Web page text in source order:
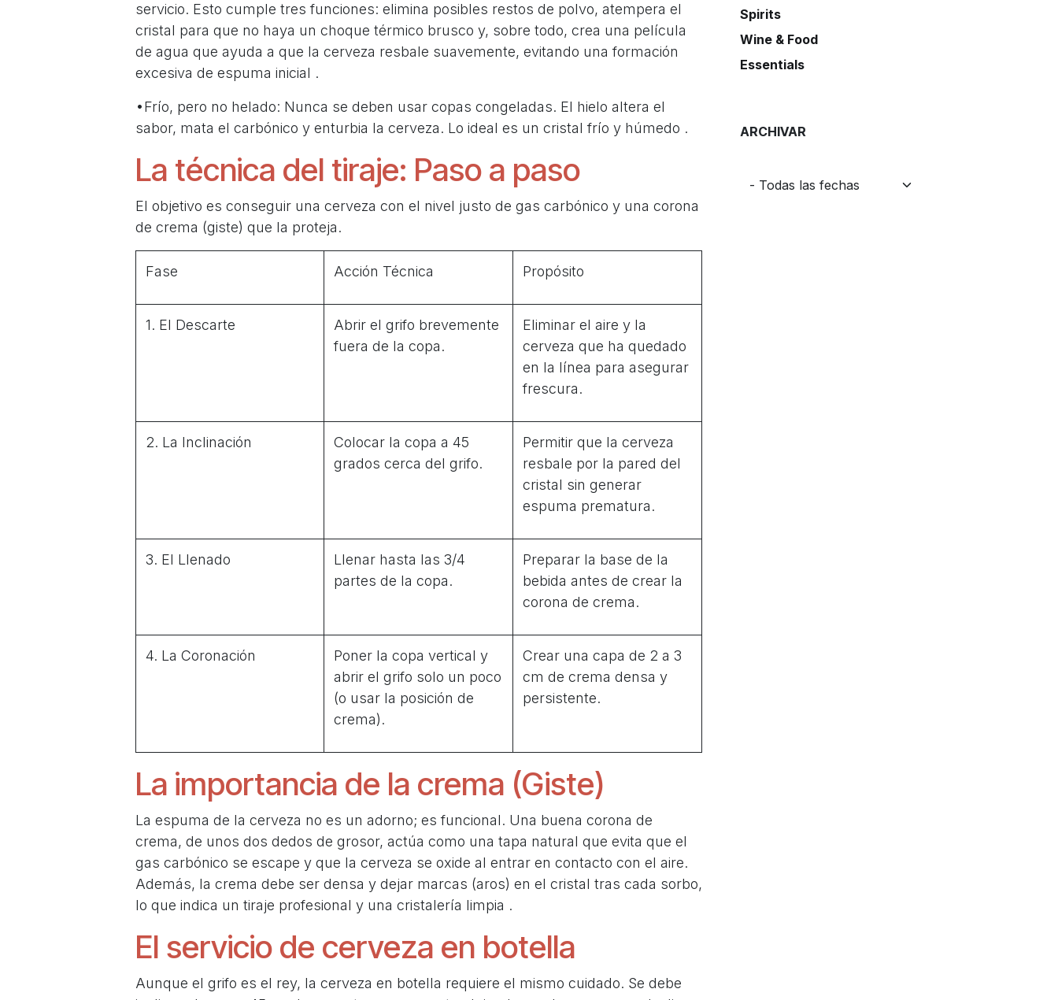
servicio. Esto cumple tres funciones: elimina posibles restos de polvo, atempera el
cristal para que no haya un choque térmico brusco y, sobre todo, crea una película
de agua que ayuda a que la cerveza resbale suavemente, evitando una formación
excesiva de espuma inicial .
•Frío, pero no helado: Nunca se deben usar copas congeladas. El hielo altera el
sabor, mata el carbónico y enturbia la cerveza. Lo ideal es un cristal frío y húmedo .
La técnica del tiraje: Paso a paso
El objetivo es conseguir una cerveza con el nivel justo de gas carbónico y una corona
de crema (giste) que la proteja.
Fase Acción Técnica Propósito
1. El Descarte
Abrir el grifo brevemente
fuera de la copa.
Eliminar el aire y la
cerveza que ha quedado
en la línea para asegurar
frescura.
2. La Inclinación
Colocar la copa a 45
grados cerca del grifo.
Permitir que la cerveza
resbale por la pared del
cristal sin generar
espuma prematura.
3. El Llenado
Llenar hasta las 3/4
partes de la copa.
Preparar la base de la
bebida antes de crear la
corona de crema.
4. La Coronación
Poner la copa vertical y
abrir el grifo solo un poco
(o usar la posición de
crema).
Crear una capa de 2 a 3
cm de crema densa y
persistente.
La importancia de la crema (Giste)
La espuma de la cerveza no es un adorno; es funcional. Una buena corona de
crema, de unos dos dedos de grosor, actúa como una tapa natural que evita que el
gas carbónico se escape y que la cerveza se oxide al entrar en contacto con el aire.
Además, la crema debe ser densa y dejar marcas (aros) en el cristal tras cada sorbo,
lo que indica un tiraje profesional y una cristalería limpia .
El servicio de cerveza en botella
Aunque el grifo es el rey, la cerveza en botella requiere el mismo cuidado. Se debe
Spirits
Wine & Food
Essentials
ARCHIVAR